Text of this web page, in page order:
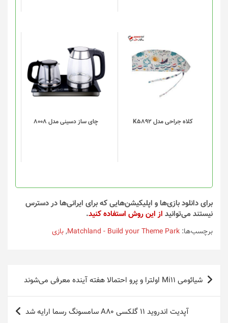
کلاه جراحی مدل K5892 چای ساز دسینی مدل 8008
محصول
دارای
انواع
مختلفی
می
گزینه
محصول
انتخاب
شوند
برای دانلود بازی‌ها و اپلیکیشن‌هایی که برای ایرانی‌ها در دسترس
نیستند می‌توانید از این روش استفاده کنید.
برچسب‌ها: Matchland - Build your Theme Park
,بازی
راهبری
نوشته
شیائومی Mi11 اولترا و پرو احتمالا هفته آینده معرفی می‌شوند
آپدیت اندروید ۱۱ گلکسی A80 سامسونگ رسما ارایه شد